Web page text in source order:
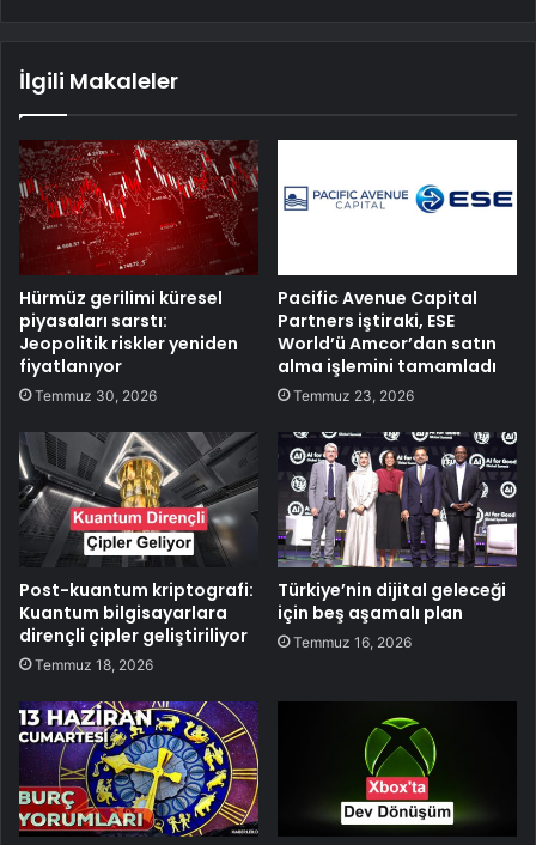
İlgili Makaleler
Hürmüz gerilimi küresel
piyasaları sarstı:
Jeopolitik riskler yeniden
fiyatlanıyor
Temmuz 30, 2026
Pacific Avenue Capital
Partners iştiraki, ESE
World’ü Amcor’dan satın
alma işlemini tamamladı
Temmuz 23, 2026
Post-kuantum kriptografi:
Kuantum bilgisayarlara
dirençli çipler geliştiriliyor
Temmuz 18, 2026
Türkiye’nin dijital geleceği
için beş aşamalı plan
Temmuz 16, 2026